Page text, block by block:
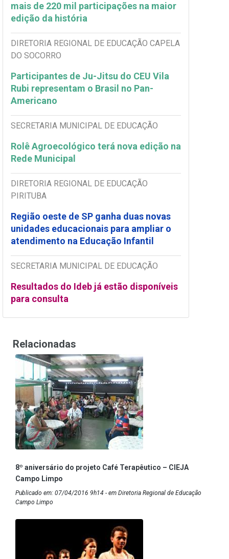
mais de 220 mil participações na maior
edição da história
DIRETORIA REGIONAL DE EDUCAÇÃO CAPELA
DO SOCORRO
Participantes de Ju-Jitsu do CEU Vila
Rubi representam o Brasil no Pan-
Americano
SECRETARIA MUNICIPAL DE EDUCAÇÃO
Rolê Agroecológico terá nova edição na
Rede Municipal
DIRETORIA REGIONAL DE EDUCAÇÃO
PIRITUBA
Região oeste de SP ganha duas novas
unidades educacionais para ampliar o
atendimento na Educação Infantil
SECRETARIA MUNICIPAL DE EDUCAÇÃO
Resultados do Ideb já estão disponíveis
para consulta
Relacionadas
8º aniversário do projeto Café Terapêutico – CIEJA
Campo Limpo
Publicado em: 07/04/2016 9h14 - em Diretoria Regional de Educação
Campo Limpo